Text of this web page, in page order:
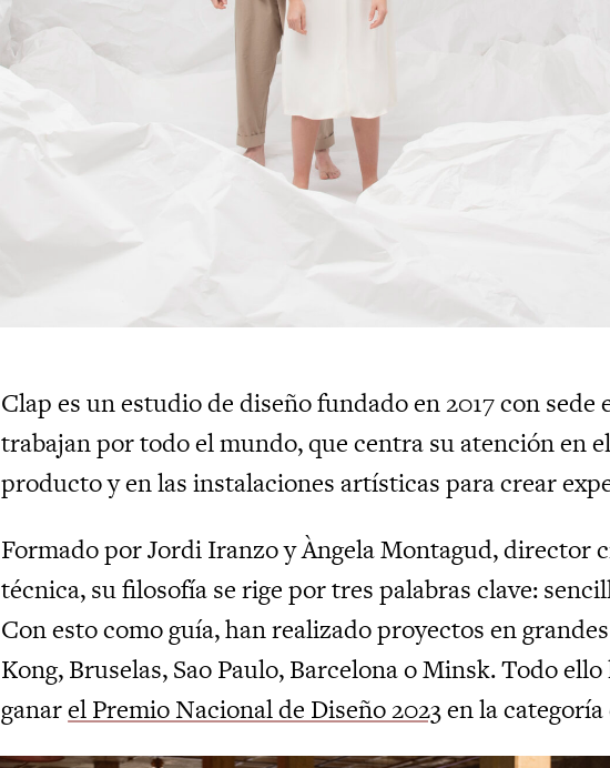
Clap es un estudio de diseño fundado en 2017 con sede
trabajan por todo el mundo, que centra su atención en
producto y en las instalaciones artísticas para crear
Formado por Jordi Iranzo y Àngela Montagud, director
técnica, su filosofía se rige por tres palabras clave:
Con esto como guía, han realizado proyectos en
Kong, Bruselas, Sao Paulo, Barcelona o Minsk.Todo ello
ganarel Premio Nacional de Diseño 2023en la